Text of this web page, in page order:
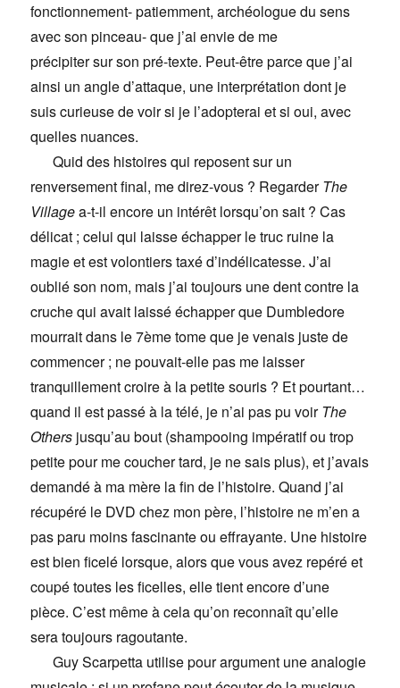
fonctionnement- patiemment, archéologue du sens
avec son pinceau- que j’ai envie de me
précipiter sur son pré-texte. Peut-être parce que j’ai
ainsi un angle d’attaque, une interprétation dont je
suis curieuse de voir si je l’adopterai et si oui, avec
quelles nuances.
Quid des histoires qui reposent sur un
renversement final, me direz-vous ? RegarderThe
Villagea-t-il encore un intérêt lorsqu’on sait ? Cas
délicat ; celui qui laisse échapper le truc ruine la
magie et est volontiers taxé d’indélicatesse. J’ai
oublié son nom, mais j’ai toujours une dent contre la
cruche qui avait laissé échapper que Dumbledore
mourrait dans le 7ème tome que je venais juste de
commencer ; ne pouvait-elle pas me laisser
tranquillement croire à la petite souris ? Et pourtant…
quand il est passé à la télé, je n’ai pas pu voirThe
Others jusqu’au bout (shampooing impératif ou trop
petite pour me coucher tard, je ne sais plus), et j’avais
demandé à ma mère la fin de l’histoire. Quand j’ai
récupéré le DVD chez mon père, l’histoire ne m’en a
pas paru moins fascinante ou effrayante. Une histoire
est bien ficelé lorsque, alors que vous avez repéré et
coupé toutes les ficelles, elle tient encore d’une
pièce. C’est même à cela qu’on reconnaît qu’elle
sera toujours ragoutante.
Guy Scarpetta utilise pour argument une analogie